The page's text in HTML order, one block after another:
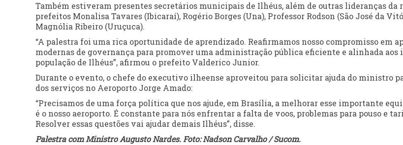
Também estiveram presentes secretários municipais de Ilhéus, além de outras lideranças da
prefeitos Monalisa Tavares (Ibicaraí), Rogério Borges (Una), Professor Rodson (São José da
Magnólia Ribeiro (Uruçuca).
“A palestra foi uma rica oportunidade de aprendizado. Reafirmamos nosso compromisso em
modernas de governança para promover uma administração pública eficiente e alinhada aos
população de Ilhéus”, afirmou o prefeito Valderico Junior.
Durante o evento, o chefe do executivo ilheense aproveitou para solicitar ajuda do ministro
dos serviços no Aeroporto Jorge Amado:
“Precisamos de uma força política que nos ajude, em Brasília, a melhorar esse importante
é o nosso aeroporto. É constante para nós enfrentar a falta de voos, problemas para pouso e
Resolver essas questões vai ajudar demais Ilhéus”, disse.
Palestra com Ministro Augusto Nardes. Foto: Nadson Carvalho / Sucom.